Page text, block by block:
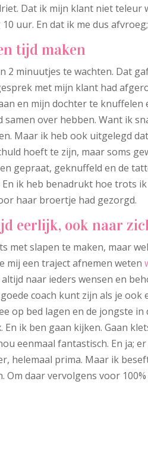
Dat ik mijn klant niet teleur
uur. En dat ik me dus
tijd maken
2 minuutjes te wachten. Dat
met mijn klant had
en mijn dochter te
over hebben. Want ik
Maar ik heb ook uitgelegd
hoeft te zijn, maar soms
gepraat, geknuffeld en de
ik heb benadrukt hoe trots
haar broertje had gezorgd.
eerlijk, ook naar
met slapen te maken, maar
mij een traject afnemen weten
naar ieders wensen en
coach kunt zijn als je
op bed lagen en de jongste
ik ben gaan kijken. Gaan
eenmaal fantastisch. En ja;
helemaal prima. Maar ik
daar vervolgens voor